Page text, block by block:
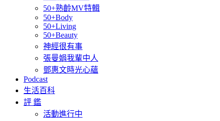
50+熟齡MV特輯
50+Body
50+Living
50+Beauty
神經很有事
張曼娟我輩中人
鄧惠文時光心蘊
Podcast
生活百科
評 鑑
活動進行中